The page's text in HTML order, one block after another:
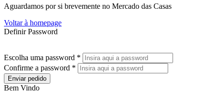
Aguardamos por si brevemente no Mercado das Casas
Voltar à homepage
Definir Password
Escolha uma password *
Confirme a password *
Enviar pedido
Bem Vindo